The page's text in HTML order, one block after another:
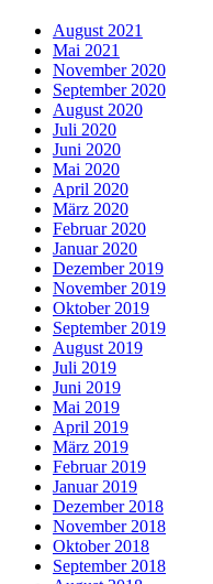
August 2021
Mai 2021
November 2020
September 2020
August 2020
Juli 2020
Juni 2020
Mai 2020
April 2020
März 2020
Februar 2020
Januar 2020
Dezember 2019
November 2019
Oktober 2019
September 2019
August 2019
Juli 2019
Juni 2019
Mai 2019
April 2019
März 2019
Februar 2019
Januar 2019
Dezember 2018
November 2018
Oktober 2018
September 2018